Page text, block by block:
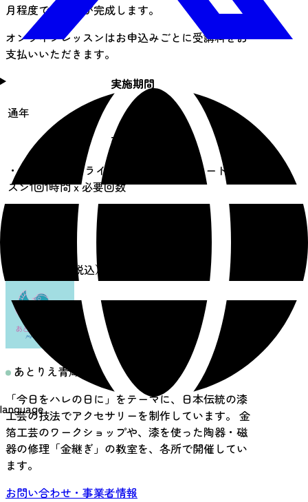
language
月程度でお直しが完成します。
オンラインレッスンはお申込みごとに受講料をお
支払いいただきます。
実施期間
通年
所要時間
・初回無料オンライン相談30分 ・リモートレッ
スン1回1時間ｘ必要回数
19,000 円〜（税込）
あとりえ青輝鳥
「今日をハレの日に」をテーマに、日本伝統の漆
工芸の技法でアクセサリーを制作しています。 金
箔工芸のワークショップや、漆を使った陶器・磁
器の修理「金継ぎ」の教室を、各所で開催してい
ます。
お問い合わせ・事業者情報